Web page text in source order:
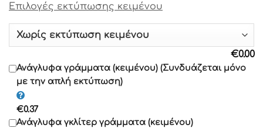
Γραμματοσειρά 9
Γραμματοσειρά 10
Γραμματοσειρά 11
Γραμματοσειρά 12
Γραμματοσειρά 13
Eπιλογές εκτύπωσης κειμένου
€0.00
Ανάγλυφα γράμματα (κειμένου) (Συνδυάζεται μόνο
με την απλή εκτύπωση)
€0.37
Ανάγλυφα γκλίτερ γράμματα (κειμένου)